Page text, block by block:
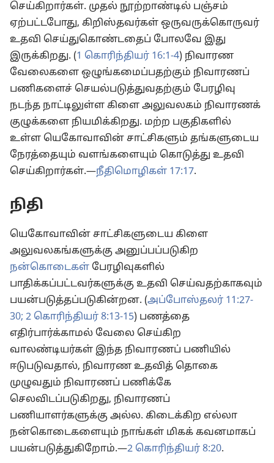
செய்கிறார்கள். முதல் நூற்றாண்டில் பஞ்சம்
ஏற்பட்டபோது, கிறிஸ்தவர்கள் ஒருவருக்கொருவர்
உதவி செய்துகொண்டதைப் போலவே இது
இருக்கிறது. (1 கொரிந்தியர் 16:1-4) நிவாரண
வேலைகளை ஒழுங்கமைப்பதற்கும் நிவாரணப்
பணிகளைச் செயல்படுத்துவதற்கும் பேரழிவு
நடந்த நாட்டிலுள்ள கிளை அலுவலகம் நிவாரணக்
குழுக்களை நியமிக்கிறது. மற்ற பகுதிகளில்
உள்ள யெகோவாவின் சாட்சிகளும் தங்களுடைய
நேரத்தையும் வளங்களையும் கொடுத்து உதவி
செய்கிறார்கள்.—நீதிமொழிகள் 17:17.
நிதி
யெகோவாவின் சாட்சிகளுடைய கிளை
அலுவலகங்களுக்கு அனுப்பப்படுகிற
நன்கொடைகள் பேரழிவுகளில்
பாதிக்கப்பட்டவர்களுக்கு உதவி செய்வதற்காகவும்
பயன்படுத்தப்படுகின்றன. (அப்போஸ்தலர் 11:27-
30; 2 கொரிந்தியர் 8:13-15) பணத்தை
எதிர்பார்க்காமல் வேலை செய்கிற
வாலண்டியர்கள் இந்த நிவாரணப் பணியில்
ஈடுபடுவதால், நிவாரண உதவித் தொகை
முழுவதும் நிவாரணப் பணிக்கே
செலவிடப்படுகிறது, நிவாரணப்
பணியாளர்களுக்கு அல்ல. கிடைக்கிற எல்லா
நன்கொடைகளையும் நாங்கள் மிகக் கவனமாகப்
பயன்படுத்துகிறோம்.—2 கொரிந்தியர் 8:20.